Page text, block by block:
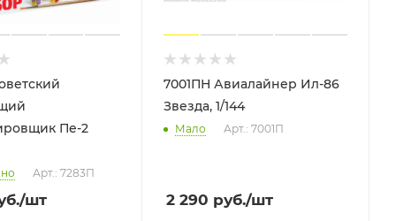
Пе-2
Арт.: 7283П
/шт
7001ПН Авиалайнер Ил-86
Звезда, 1/144
Мало Арт.: 7001П
2 290 руб./шт